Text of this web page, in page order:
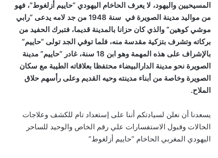
المسيحيين واليهود، لا يعرف الحاخام اليهودي “حاييم أزلغوط”، فهو
من مواليد مدينة الصويرة في سنة 1948 من جد لامه يدعى “رابي
موشي كوهين” والذي كان حزانا بالمدينة قديما، فتبرك الحفيد من
بركاته وتشرف بتزكية مقدسة منه، فلما توفي الجد تولى “حاييم”
بالإشراف على هذه المهمة وهو ابن 18 سنة، غادر “حاييم” مدينة
الصويرة نحو مدينة الدارالبيضاء محتفظا بعلاقاته الطيبة مع سكان
الصويرة وخاصة من أبناء مدينته وحيه القديم وعلى رأسهم حلاق
الملاح.
يسعدنا أن نعلن لسيادتكم أننا على إستعداد تام للكشف وعلاجات
الحالات وقبول الاستفسارات علي رقم الخاص والوحيد للساحر
اليهودي المغربي الحاخام “حاييم أزلغوط”